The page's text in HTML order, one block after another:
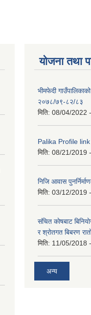
योजना तथा
भीमफेदी
२०७८/७९-८२/८३
मिति: 08/04/2022
Palika Profile link
मिति: 08/21/2019
निजि आवास
मिति: 03/12/2019
संचित काेषबाट
र श्राेतगत बिबरण
मिति: 11/05/2018
अन्य